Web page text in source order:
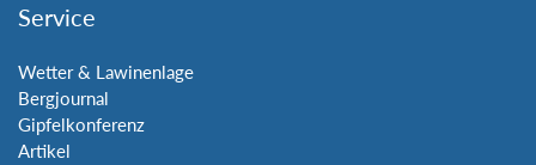
Service
Wetter & Lawinenlage
Bergjournal
Gipfelkonferenz
Artikel